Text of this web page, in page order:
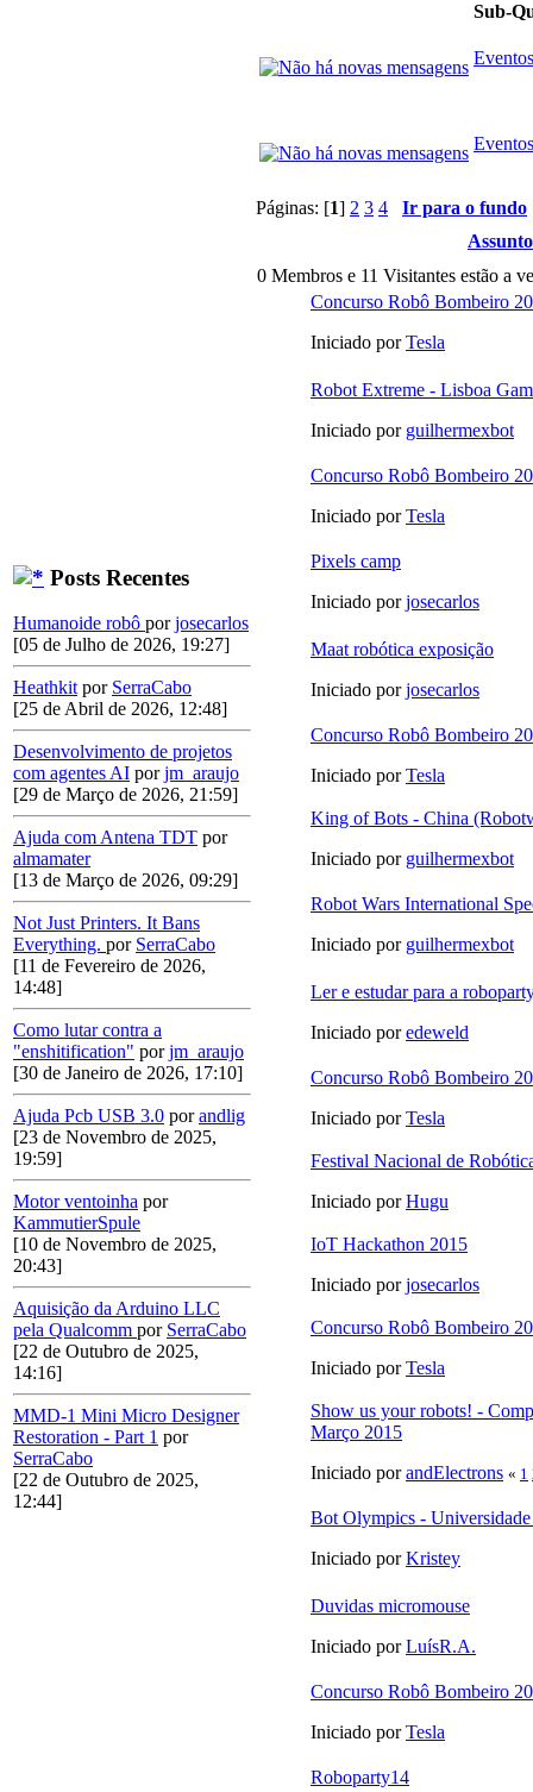
Posts Recentes
Humanoide robô porjosecarlos
[05 de Julho de 2026, 19:27]
Heathkit por SerraCabo
[25 de Abril de 2026, 12:48]
Desenvolvimento de projetos
com agentes AI porjm_araujo
[29 de Março de 2026, 21:59]
Ajuda com Antena TDT por
almamater
[13 de Março de 2026, 09:29]
Not Just Printers. It Bans
Everything. por SerraCabo
[11 de Fevereiro de 2026,
14:48]
Como lutar contra a
"enshitification" porjm_araujo
[30 de Janeiro de 2026, 17:10]
Ajuda Pcb USB 3.0 porandlig
[23 de Novembro de 2025,
19:59]
Motor ventoinha por
KammutierSpule
[10 de Novembro de 2025,
20:43]
Aquisição da Arduino LLC
pela Qualcomm por SerraCabo
[22 de Outubro de 2025,
14:16]
MMD-1 Mini Micro Designer
Restoration - Part 1 por
SerraCabo
[22 de Outubro de 2025,
12:44]
Sub-
Páginas: [1] 2 3 4
Ir para o fundo
Assunto
0 Membros e 11 Visitantes estão a
Concurso Robô Bombeiro
Iniciado porTesla
Robot Extreme - Lisboa
Iniciado por guilhermexbot
Concurso Robô Bombeiro
Iniciado porTesla
Pixels camp
Iniciado porjosecarlos
Maat robótica exposição
Iniciado porjosecarlos
Concurso Robô Bombeiro
Iniciado porTesla
King of Bots - China
Iniciado por guilhermexbot
Robot Wars International
Iniciado por guilhermexbot
Ler e estudar para a
Iniciado poredeweld
Concurso Robô Bombeiro
Iniciado porTesla
Festival Nacional de
Iniciado porHugu
IoT Hackathon 2015
Iniciado porjosecarlos
Concurso Robô Bombeiro
Iniciado porTesla
Show us your robots! -
Março 2015
Iniciado porandElectrons « 1
Bot Olympics -
Iniciado porKristey
Duvidas micromouse
Iniciado porLuísR.A.
Concurso Robô Bombeiro
Iniciado porTesla
Roboparty14